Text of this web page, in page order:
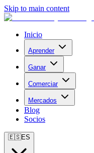
Skip to main content
Inicio
Aprender
Ganar
Comerciar
Mercados
Blog
Socios
🇪🇸ES